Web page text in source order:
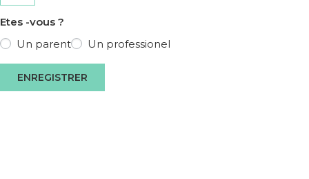
Etes -vous ?
Un parent
Un professionel
ENREGISTRER